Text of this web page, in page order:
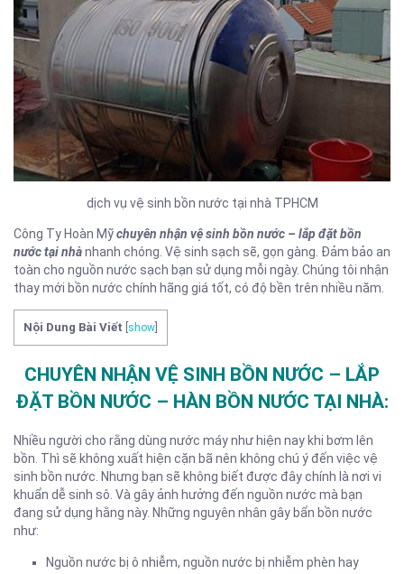
dịch vụ vệ sinh bồn nước tại nhà TPHCM
Công Ty Hoàn Mỹchuyên nhận vệ sinh bồn nước – lắp đặt bồn
nước tại nhànhanh chóng. Vệ sinh sạch sẽ, gọn gàng. Đảm bảo an
toàn cho nguồn nước sạch bạn sử dụng mỗi ngày. Chúng tôi nhận
thay mới bồn nước chính hãng giá tốt, có độ bền trên nhiều năm.
Nội Dung Bài Viết show
CHUYÊN NHẬN VỆ SINH BỒN NƯỚC – LẮP
ĐẶT BỒN NƯỚC – HÀN BỒN NƯỚC TẠI NHÀ:
Nhiều người cho rằng dùng nước máy như hiện nay khi bơm lên
bồn. Thì sẽ không xuất hiện cặn bã nên không chú ý đến việc vệ
sinh bồn nước. Nhưng bạn sẽ không biết được đây chính là nơi vi
khuẩn dễ sinh sô. Và gây ảnh hưởng đến nguồn nước mà bạn
đang sử dụng hằng này. Những nguyên nhân gây bẩn bồn nước
như:
Nguồn nước bị ô nhiễm, nguồn nước bị nhiễm phèn hay